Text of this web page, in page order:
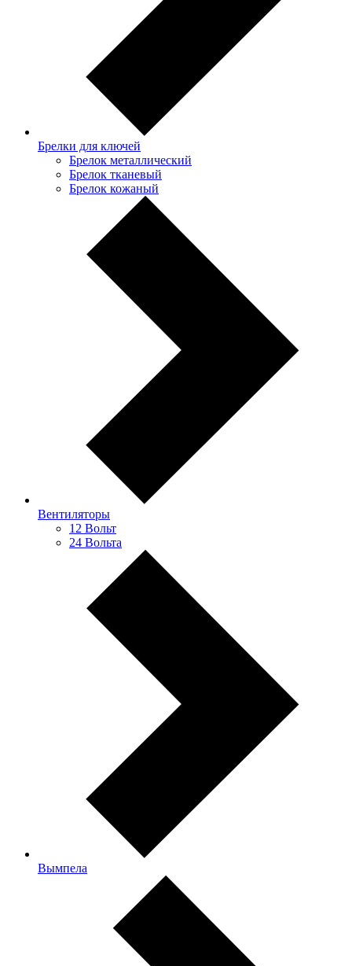
Брелки для ключей
Брелок металлический
Брелок тканевый
Брелок кожаный
Вентиляторы
12 Вольт
24 Вольта
Вымпела